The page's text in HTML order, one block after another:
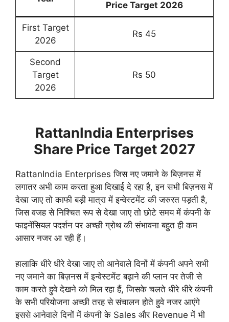
Price Target 2026
First Target
2026
Rs 45
Second
Target
2026
Rs 50
RattanIndia Enterprises
Share Price Target 2027
RattanIndia Enterprises जिस नए जमाने के बिज़नस में
लगातर अभी काम करता हुआ दिखाई दे रहा है, इन सभी बिज़नस में
देखा जाए तो काफी बड़ी मात्रा में इन्वेस्टमेंट की जरुरत पड़ती है,
जिस वजह से निश्चित रूप से देखा जाए तो छोटे समय में कंपनी के
फाइनेंसियल पदर्शन पर अच्छी ग्रोथ की संभावना बहुत ही कम
आसार नजर आ रही हैं।
हालाकि धीरे धीरे देखा जाए तो आनेवाले दिनों में कंपनी अपने सभी
नए जमाने का बिज़नस में इन्वेस्टमेंट बढ़ाने की प्लान पर तेजी से
काम करते हुवे देखने को मिल रहा हैं, जिसके चलते धीरे धीरे कंपनी
के सभी परियोजना अच्छी तरह से संचालन होते हुवे नजर आएंगे
इससे आनेवाले दिनों में कंपनी के Sales और Revenue में भी